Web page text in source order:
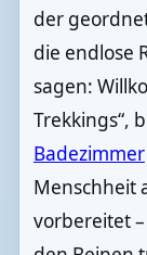
der
die endlose
sagen:
Trekkings“,
Badezimmer
Menschheit
vorbereitet